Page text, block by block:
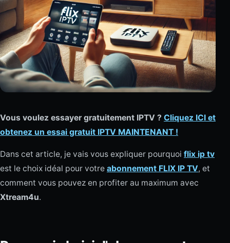
Vous voulez essayer gratuitement IPTV ? Cliquez ICI et
obtenez un essai gratuit IPTV MAINTENANT !
Dans cet article, je vais vous expliquer pourquoi flix ip tv
est le choix idéal pour votre abonnement FLIX IP TV, et
comment vous pouvez en profiter au maximum avec
Xtream4u.